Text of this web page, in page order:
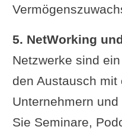
5. NetWorking
Netzwerke sind
den Austausch mit
Unternehmern
Sie Seminare,